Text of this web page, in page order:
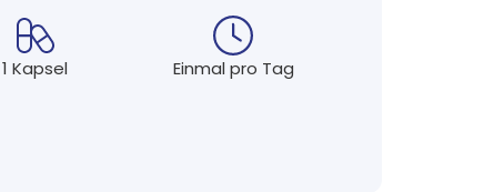
von unabhängigen und akkreditierten
Qualität, auf die Sie sich verlassen
bzw. Veganer geeignet. Bei den wenigen
1 Kapsel Einmal pro Tag